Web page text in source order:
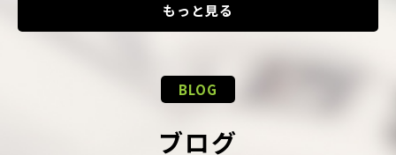
もっと見る
BLOG
ブログ